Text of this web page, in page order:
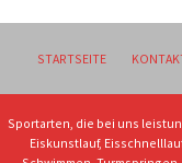
STARTSEITE
Sportarten, die bei uns
Eiskunstlauf,